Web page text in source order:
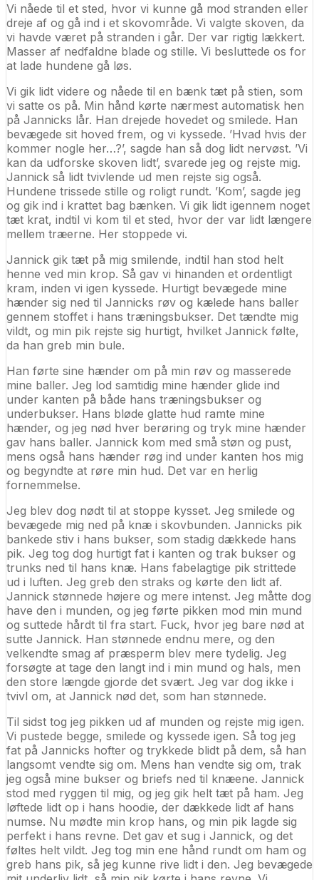
Vi nåede til et sted, hvor vi kunne gå mod stranden eller
dreje af og gå ind i et skovområde. Vi valgte skoven, da
vi havde været på stranden i går. Der var rigtig lækkert.
Masser af nedfaldne blade og stille. Vi besluttede os for
at lade hundene gå løs.
Vi gik lidt videre og nåede til en bænk tæt på stien, som
vi satte os på. Min hånd kørte nærmest automatisk hen
på Jannicks lår. Han drejede hovedet og smilede. Han
bevægede sit hoved frem, og vi kyssede. ’Hvad hvis der
kommer nogle her…?’, sagde han så dog lidt nervøst. ’Vi
kan da udforske skoven lidt’, svarede jeg og rejste mig.
Jannick så lidt tvivlende ud men rejste sig også.
Hundene trissede stille og roligt rundt. ’Kom’, sagde jeg
og gik ind i krattet bag bænken. Vi gik lidt igennem noget
tæt krat, indtil vi kom til et sted, hvor der var lidt længere
mellem træerne. Her stoppede vi.
Jannick gik tæt på mig smilende, indtil han stod helt
henne ved min krop. Så gav vi hinanden et ordentligt
kram, inden vi igen kyssede. Hurtigt bevægede mine
hænder sig ned til Jannicks røv og kælede hans baller
gennem stoffet i hans træningsbukser. Det tændte mig
vildt, og min pik rejste sig hurtigt, hvilket Jannick følte,
da han greb min bule.
Han førte sine hænder om på min røv og masserede
mine baller. Jeg lod samtidig mine hænder glide ind
under kanten på både hans træningsbukser og
underbukser. Hans bløde glatte hud ramte mine
hænder, og jeg nød hver berøring og tryk mine hænder
gav hans baller. Jannick kom med små støn og pust,
mens også hans hænder røg ind under kanten hos mig
og begyndte at røre min hud. Det var en herlig
fornemmelse.
Jeg blev dog nødt til at stoppe kysset. Jeg smilede og
bevægede mig ned på knæ i skovbunden. Jannicks pik
bankede stiv i hans bukser, som stadig dækkede hans
pik. Jeg tog dog hurtigt fat i kanten og trak bukser og
trunks ned til hans knæ. Hans fabelagtige pik strittede
ud i luften. Jeg greb den straks og kørte den lidt af.
Jannick stønnede højere og mere intenst. Jeg måtte dog
have den i munden, og jeg førte pikken mod min mund
og suttede hårdt til fra start. Fuck, hvor jeg bare nød at
sutte Jannick. Han stønnede endnu mere, og den
velkendte smag af præsperm blev mere tydelig. Jeg
forsøgte at tage den langt ind i min mund og hals, men
den store længde gjorde det svært. Jeg var dog ikke i
tvivl om, at Jannick nød det, som han stønnede.
Til sidst tog jeg pikken ud af munden og rejste mig igen.
Vi pustede begge, smilede og kyssede igen. Så tog jeg
fat på Jannicks hofter og trykkede blidt på dem, så han
langsomt vendte sig om. Mens han vendte sig om, trak
jeg også mine bukser og briefs ned til knæene. Jannick
stod med ryggen til mig, og jeg gik helt tæt på ham. Jeg
løftede lidt op i hans hoodie, der dækkede lidt af hans
numse. Nu mødte min krop hans, og min pik lagde sig
perfekt i hans revne. Det gav et sug i Jannick, og det
føltes helt vildt. Jeg tog min ene hånd rundt om ham og
greb hans pik, så jeg kunne rive lidt i den. Jeg bevægede